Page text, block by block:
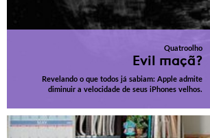
Quatroolho
Evil maçã?
Revelando o que todos já sabiam: Apple admite
diminuir a velocidade de seus iPhones velhos.